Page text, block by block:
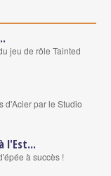
jeu de rôle Tainted
d'Acier par le Studio
l'Est...
à succès !